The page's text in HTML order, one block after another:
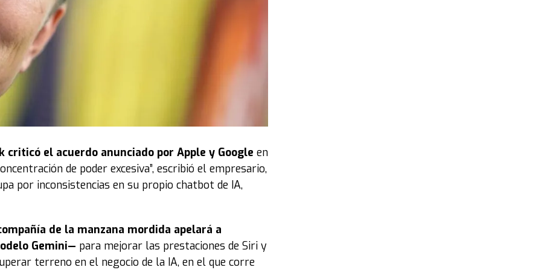
criticó el acuerdo anunciado por Apple y Google en
de poder excesiva”, escribió el empresario,
por inconsistencias en su propio chatbot de IA,
de la manzana mordida apelará a
Gemini— para mejorar las prestaciones de Siri y
terreno en el negocio de la IA, en el que corre